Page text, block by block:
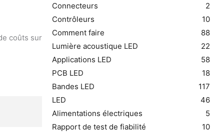
coûts sur
Connecteurs
2
Contrôleurs
10
Comment faire
88
Lumière acoustique LED
22
Applications LED
58
PCB LED
18
Bandes LED
117
LED
46
Alimentations électriques
5
Rapport de test de fiabilité
10